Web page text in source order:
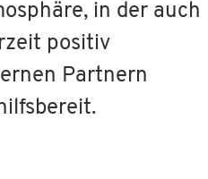
in der auch
positiv
Partnern